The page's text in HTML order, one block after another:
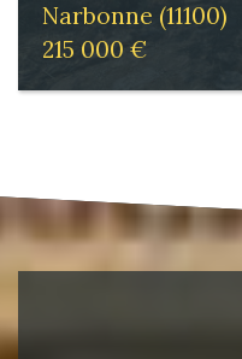
Narbonne (11100)
215 000 €